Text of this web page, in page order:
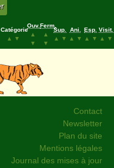
Catégorie
▲
▼
Ouv.
▲
▼
Ferm.
▲
▼
Sup.
▲
▼
Ani.
▲
▼
Esp.
▲
▼
Visit.
▲
▼
Contact
Newsletter
Plan du site
Mentions légales
Journal des mises à jour